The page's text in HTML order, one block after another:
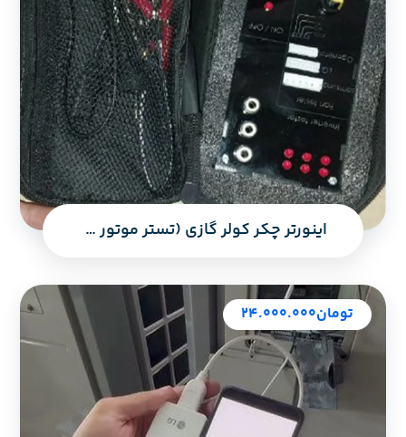
اینورتر چکر کولر گازی (تستر موتور و کمپرسور اینورتر DC)
تومان۲۴.۰۰۰.۰۰۰